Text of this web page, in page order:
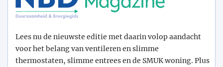
Lees nu de nieuwste editie met daarin volop aandacht
voor het belang van ventileren en slimme
thermostaten, slimme entrees en de SMUK woning. Plus